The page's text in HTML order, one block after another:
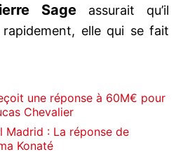
Sageassurait qu’il
elle qui se fait
une réponse à 60M€ pour
Chevalier
Madrid : La réponse de
Konaté